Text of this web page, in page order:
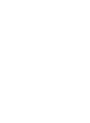
логотипом:
Девушка в